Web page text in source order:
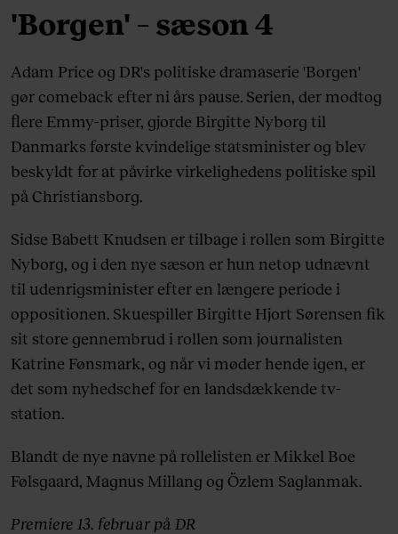
'Borgen' – sæson 4
Adam Price og DR's politiske dramaserie 'Borgen'
gør comeback efter ni års pause. Serien, der modtog
flere Emmy-priser, gjorde Birgitte Nyborg til
Danmarks første kvindelige statsminister og blev
beskyldt for at påvirke virkelighedens politiske spil
på Christiansborg.
Sidse Babett Knudsen er tilbage i rollen som Birgitte
Nyborg, og i den nye sæson er hun netop udnævnt
til udenrigsminister efter en længere periode i
oppositionen. Skuespiller Birgitte Hjort Sørensen fik
sit store gennembrud i rollen som journalisten
Katrine Fønsmark, og når vi møder hende igen, er
det som nyhedschef for en landsdækkende tv-
station.
Blandt de nye navne på rollelisten er Mikkel Boe
Følsgaard, Magnus Millang og Özlem Saglanmak.
Premiere 13. februar på DR